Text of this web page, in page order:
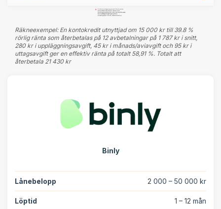
Räkneexempel: En kontokredit utnyttjad om 15 000 kr till 39.8 %
rörlig ränta som återbetalas på 12 avbetalningar på 1 787 kr i snitt,
280 kr i uppläggningsavgift, 45 kr i månads/aviavgift och 95 kr i
uttagsavgift ger en effektiv ränta på totalt 58,91 %. Totalt att
återbetala 21 430 kr
Binly
Lånebelopp 2 000 – 50 000 kr
Löptid 1 – 12 mån